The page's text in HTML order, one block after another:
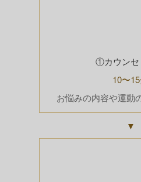
①カウンセ
10〜
お悩みの内容や運動
▼